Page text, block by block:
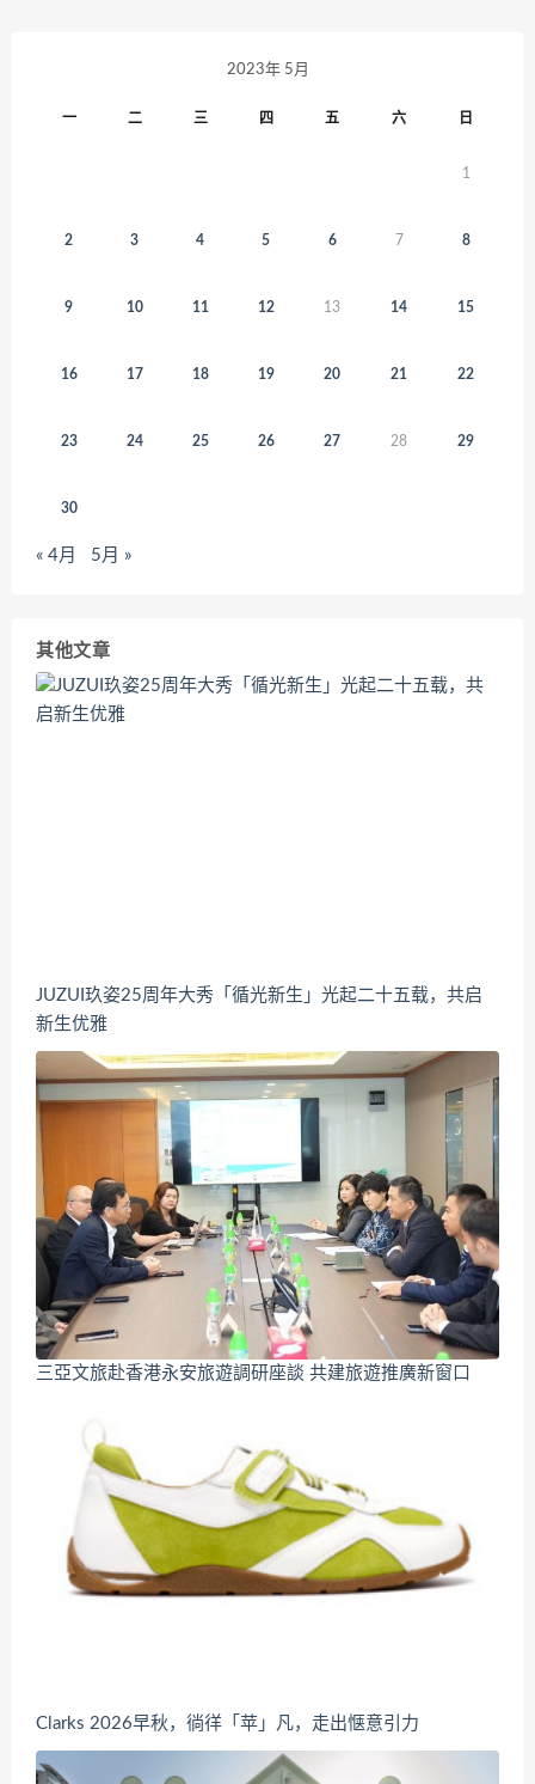
2023年 5月
一 二 三 四 五 六 日
1
2 3 4 5 6 7 8
9 10 11 12 13 14 15
16 17 18 19 20 21 22
23 24 25 26 27 28 29
30
« 4月 5月 »
其他文章
JUZUI玖姿25周年大秀「循光新生」光起二十五载，共启
新生优雅
三亞文旅赴香港永安旅遊調研座談 共建旅遊推廣新窗口
Clarks 2026早秋，徜徉「苹」凡，走出惬意引力